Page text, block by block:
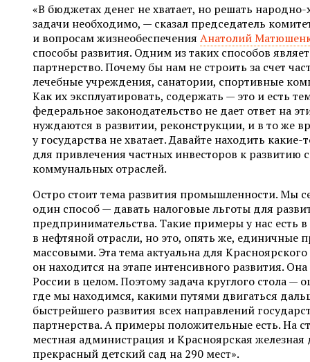
«В бюджетах денег не хватает, но решать
задачи необходимо, — сказал председатель
и вопросам жизнеобеспечения Анатолий
способы развития. Одним из таких способов
партнерство. Почему бы нам не строить за счет
лечебные учреждения, санатории, спортивные
Как их эксплуатировать, содержать — это и есть
федеральное законодательство не дает ответ на
нуждаются в развитии, реконструкции, и в то же
у государства не хватает. Давайте находить
для привлечения частных инвесторов к развитию
коммунальных отраслей.
Остро стоит тема развития промышленности. Мы
один способ — давать налоговые льготы для
предпринимательства. Такие примеры у нас есть
в нефтяной отрасли, но это, опять же, единичные
массовыми. Эта тема актуальна для
он находится на этапе интенсивного развития.
России в целом. Поэтому задача круглого стола —
где мы находимся, какими путями двигаться
быстрейшего развития всех направлений
партнерства. А примеры положительные есть. На
местная администрация и Красноярская железная
прекрасный детский сад на 290 мест».